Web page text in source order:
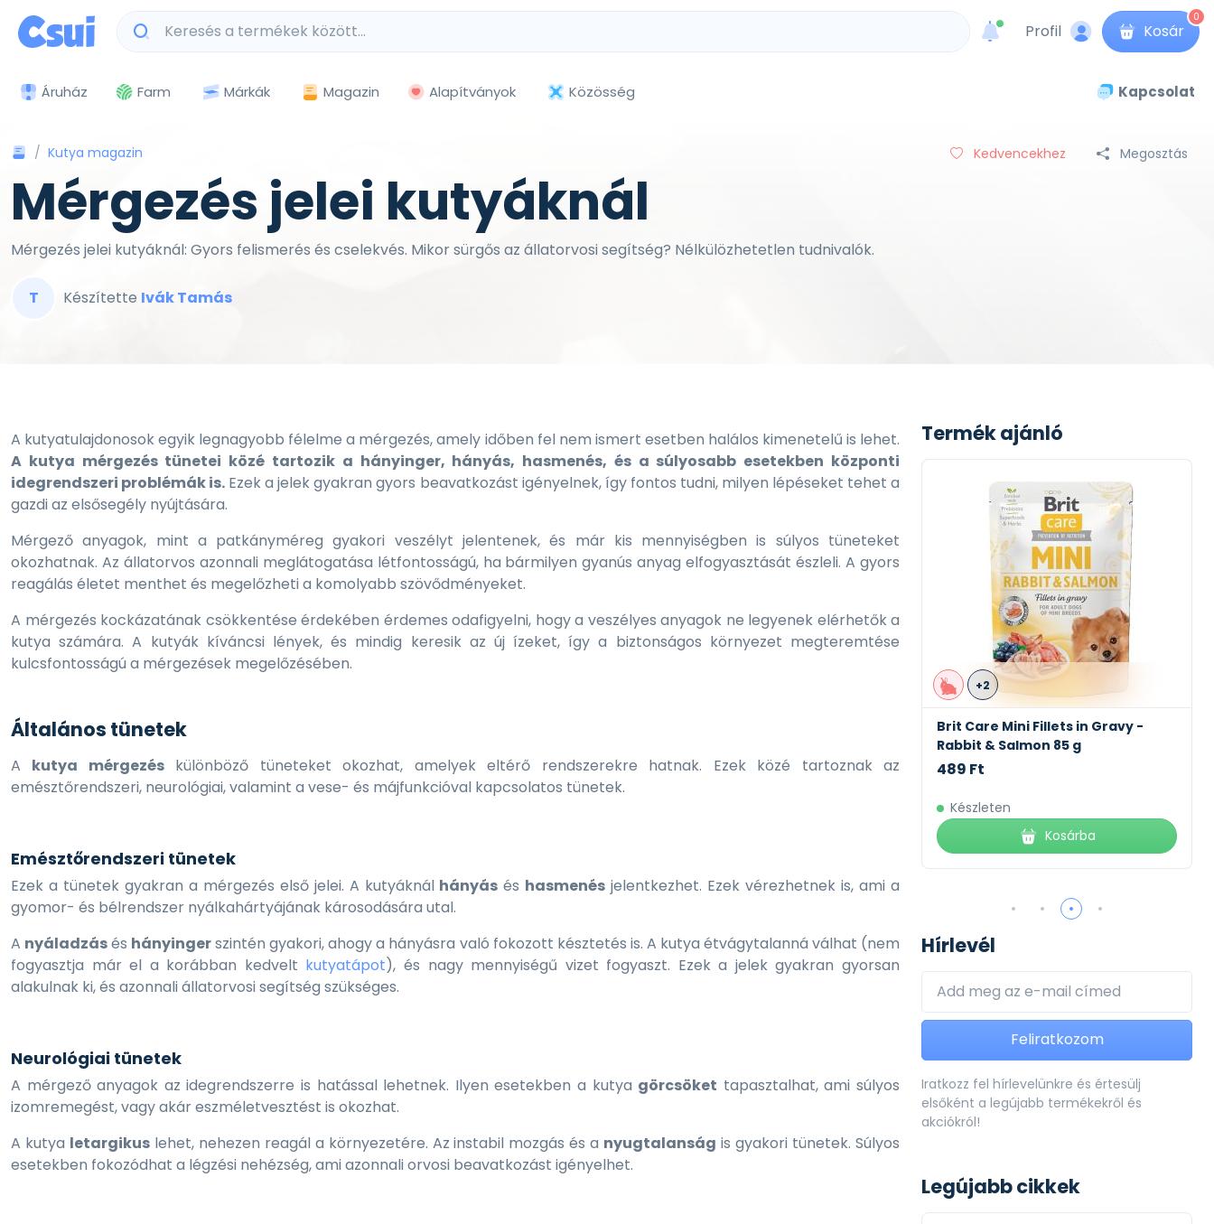
unread messages
Profil Kosár
0
Áruház Farm Márkák Magazin Alapítványok Közösség Kapcsolat
Kutya magazin Kedvencekhez Megosztás
Mérgezés jelei kutyáknál
Mérgezés jelei kutyáknál: Gyors felismerés és cselekvés. Mikor sürgős az állatorvosi segítség? Nélkülözhetetlen tudnivalók.
T Készítette Ivák Tamás
A kutyatulajdonosok egyik legnagyobb félelme a mérgezés, amely időben fel nem ismert esetben halálos kimenetelű is lehet.
A kutya mérgezés tünetei közé tartozik a hányinger, hányás, hasmenés, és a súlyosabb esetekben központi
idegrendszeri problémák is. Ezek a jelek gyakran gyors beavatkozást igényelnek, így fontos tudni, milyen lépéseket tehet a
gazdi az elsősegély nyújtására.
Mérgező anyagok, mint a patkányméreg gyakori veszélyt jelentenek, és már kis mennyiségben is súlyos tüneteket
okozhatnak. Az állatorvos azonnali meglátogatása létfontosságú, ha bármilyen gyanús anyag elfogyasztását észleli. A gyors
reagálás életet menthet és megelőzheti a komolyabb szövődményeket.
A mérgezés kockázatának csökkentése érdekében érdemes odafigyelni, hogy a veszélyes anyagok ne legyenek elérhetők a
kutya számára. A kutyák kíváncsi lények, és mindig keresik az új ízeket, így a biztonságos környezet megteremtése
kulcsfontosságú a mérgezések megelőzésében.
Általános tünetek
A kutya mérgezéskülönböző tüneteket okozhat, amelyek eltérő rendszerekre hatnak. Ezek közé tartoznak az
emésztőrendszeri, neurológiai, valamint a vese- és májfunkcióval kapcsolatos tünetek.
Emésztőrendszeri tünetek
Ezek a tünetek gyakran a mérgezés első jelei. A kutyáknál hányás és hasmenés jelentkezhet. Ezek vérezhetnek is, ami a
gyomor- és bélrendszer nyálkahártyájának károsodására utal.
A nyáladzásés hányingerszintén gyakori, ahogy a hányásra való fokozott késztetés is. A kutya étvágytalanná válhat (nem
fogyasztja már el a korábban kedvelt kutyatápot), és nagy mennyiségű vizet fogyaszt. Ezek a jelek gyakran gyorsan
alakulnak ki, és azonnali állatorvosi segítség szükséges.
Neurológiai tünetek
A mérgező anyagok az idegrendszerre is hatással lehetnek. Ilyen esetekben a kutya görcsöket tapasztalhat, ami súlyos
izomremegést, vagy akár eszméletvesztést is okozhat.
A kutya letargikuslehet, nehezen reagál a környezetére. Az instabil mozgás és a nyugtalanság is gyakori tünetek. Súlyos
esetekben fokozódhat a légzési nehézség, ami azonnali orvosi beavatkozást igényelhet.
Termék ajánló
kg
5 999 Ft
10 890 Ft
+2
Brit Care Mini Fillets in Gravy -
Rabbit & Salmon 85 g
489 Ft
Készleten
Kosárba
Hírlevél
Feliratkozom
Iratkozz fel hírlevelünkre és értesülj
elsőként a legújabb termékekről és
akciókról!
Legújabb cikkek